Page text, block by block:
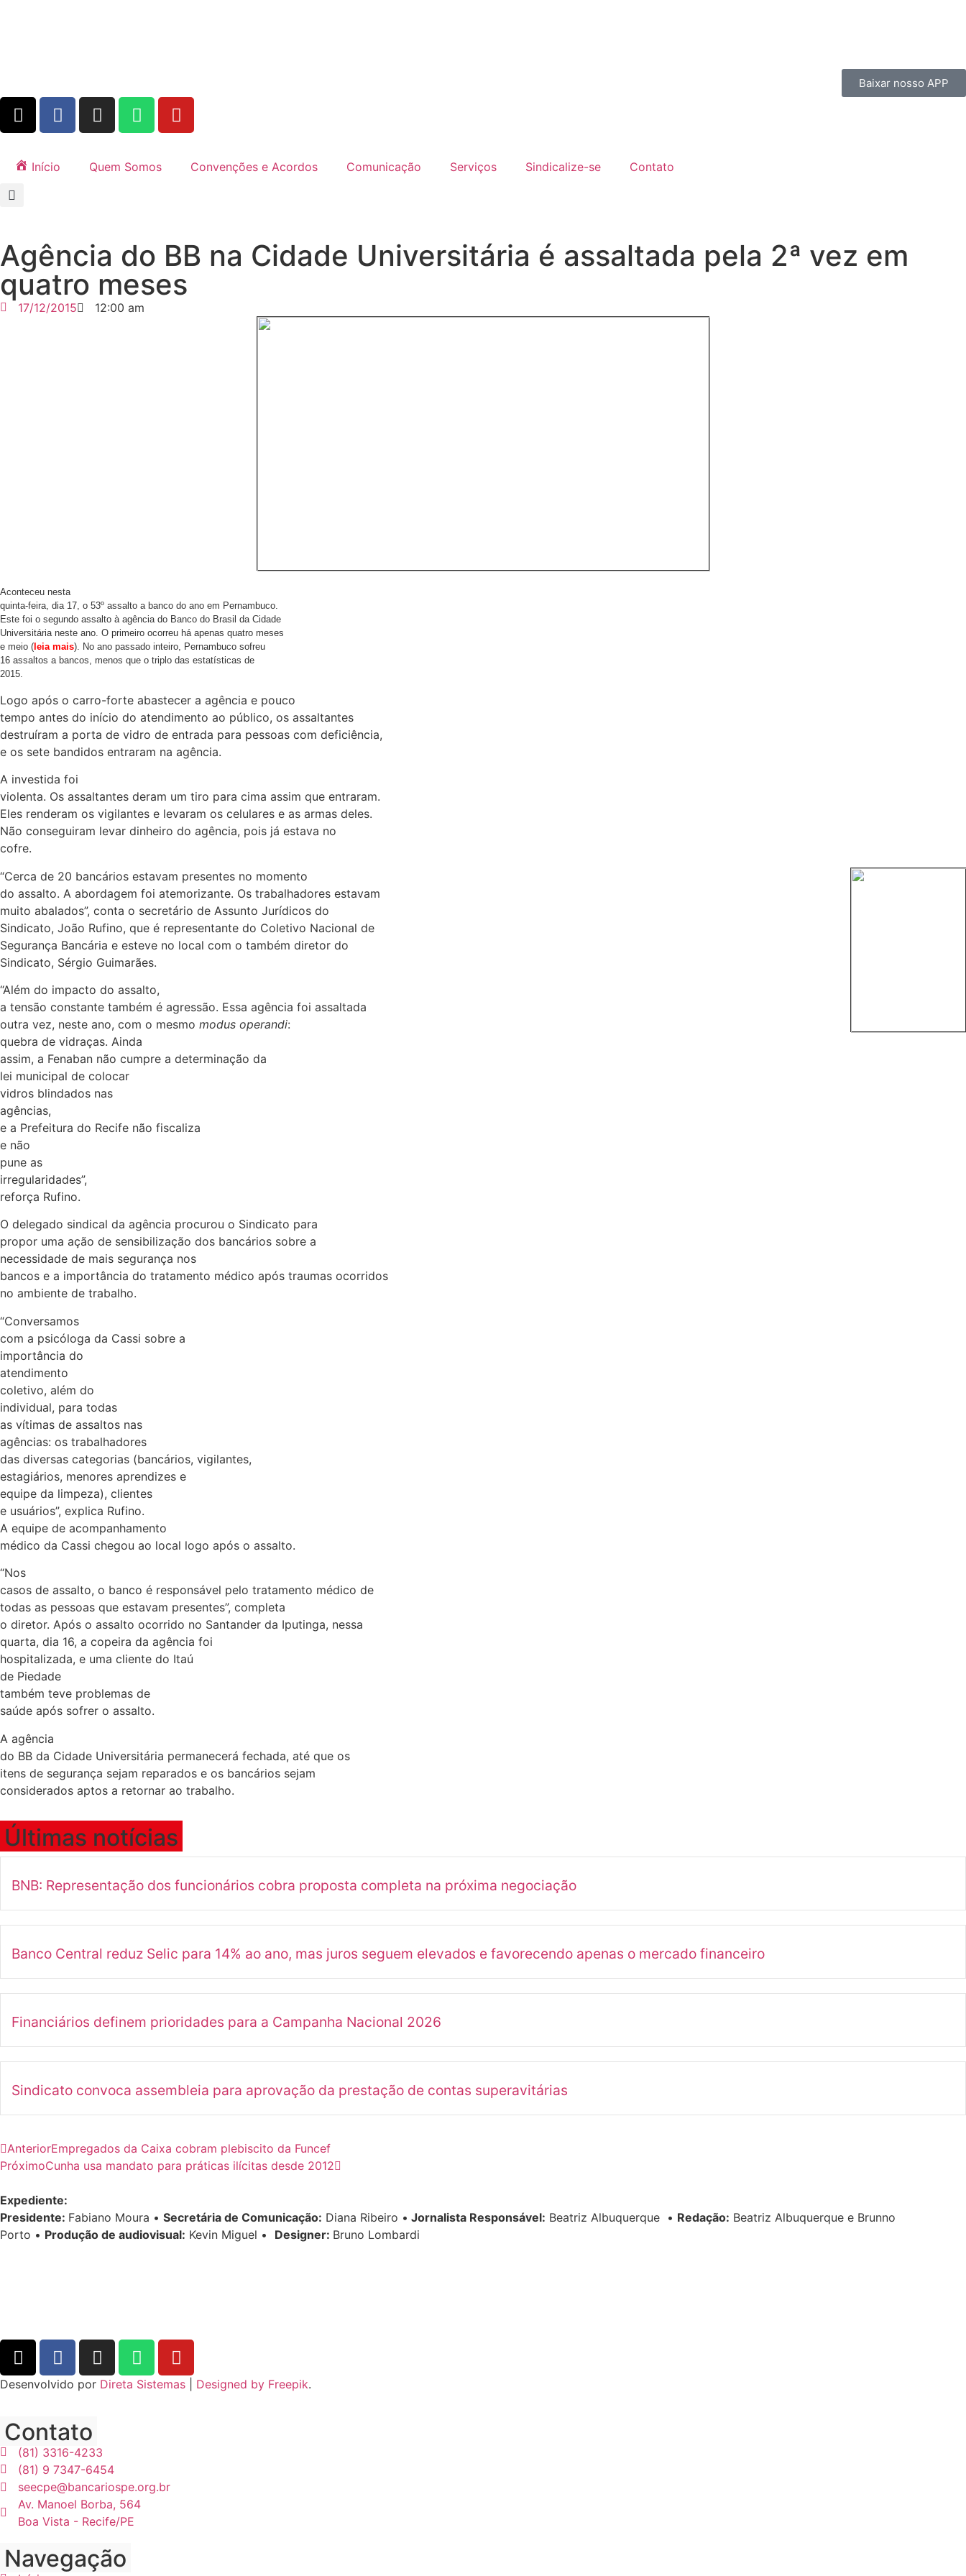
Baixar nosso APP
Início Quem Somos Convenções e Acordos Comunicação Serviços Sindicalize-se Contato
Agência do BB na Cidade Universitária é assaltada pela 2ª vez em
quatro meses
17/12/2015 12:00 am
Aconteceu nesta
quinta-feira, dia 17, o 53º assalto a banco do ano em Pernambuco.
Este foi o segundo assalto à agência do Banco do Brasil da Cidade
Universitária neste ano. O primeiro ocorreu há apenas quatro meses
e meio ( leia mais). No ano passado inteiro, Pernambuco sofreu
16 assaltos a bancos, menos que o triplo das estatísticas de
2015.
Logo após o carro-forte abastecer a agência e pouco
tempo antes do início do atendimento ao público, os assaltantes
destruíram a porta de vidro de entrada para pessoas com deficiência,
e os sete bandidos entraram na agência.
A investida foi
violenta. Os assaltantes deram um tiro para cima assim que entraram.
Eles renderam os vigilantes e levaram os celulares e as armas deles.
Não conseguiram levar dinheiro do agência, pois já estava no
cofre.
“Cerca de 20 bancários estavam presentes no momento
do assalto. A abordagem foi atemorizante. Os trabalhadores estavam
muito abalados”, conta o secretário de Assunto Jurídicos do
Sindicato, João Rufino, que é representante do Coletivo Nacional de
Segurança Bancária e esteve no local com o também diretor do
Sindicato, Sérgio Guimarães.
“Além do impacto do assalto,
a tensão constante também é agressão. Essa agência foi assaltada
outra vez, neste ano, com o mesmo modus operandi:
quebra de vidraças. Ainda
assim, a Fenaban não cumpre a determinação da
lei municipal de colocar
vidros blindados nas
agências,
e a Prefeitura do Recife não fiscaliza
e não
pune as
irregularidades”,
reforça Rufino.
O delegado sindical da agência procurou o Sindicato para
propor uma ação de sensibilização dos bancários sobre a
necessidade de mais segurança nos
bancos e a importância do tratamento médico após traumas ocorridos
no ambiente de trabalho.
“Conversamos
com a psicóloga da Cassi sobre a
importância do
atendimento
coletivo, além do
individual, para todas
as vítimas de assaltos nas
agências: os trabalhadores
das diversas categorias (bancários, vigilantes,
estagiários, menores aprendizes e
equipe da limpeza), clientes
e usuários”, explica Rufino.
A equipe de acompanhamento
médico da Cassi chegou ao local logo após o assalto.
“Nos
casos de assalto, o banco é responsável pelo tratamento médico de
todas as pessoas que estavam presentes”, completa
o diretor. Após o assalto ocorrido no Santander da Iputinga, nessa
quarta, dia 16, a copeira da agência foi
hospitalizada, e uma cliente do Itaú
de Piedade
também teve problemas de
saúde após sofrer o assalto.
A agência
do BB da Cidade Universitária permanecerá fechada, até que os
itens de segurança sejam reparados e os bancários sejam
considerados aptos a retornar ao trabalho.
Últimas notícias
BNB: Representação dos funcionários cobra proposta completa na próxima negociação
Banco Central reduz Selic para 14% ao ano, mas juros seguem elevados e favorecendo apenas o mercado financeiro
Financiários definem prioridades para a Campanha Nacional 2026
Sindicato convoca assembleia para aprovação da prestação de contas superavitárias
AnteriorEmpregados da Caixa cobram plebiscito da Funcef
PróximoCunha usa mandato para práticas ilícitas desde 2012
Expediente:
Presidente: Fabiano Moura • Secretária de Comunicação: Diana Ribeiro • Jornalista Responsável: Beatriz Albuquerque • Redação: Beatriz Albuquerque e Brunno
Porto • Produção de audiovisual: Kevin Miguel • Designer: Bruno Lombardi
Desenvolvido por Direta Sistemas Designed by Freepik.
Contato
(81) 3316-4233
(81) 9 7347-6454
seecpe@bancariospe.org.br
Av. Manoel Borba, 564
Boa Vista - Recife/PE
Navegação